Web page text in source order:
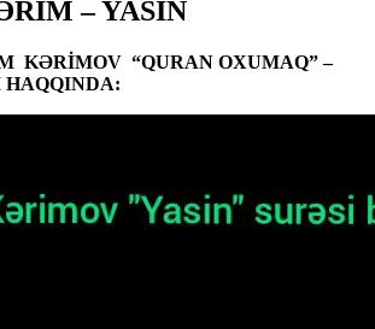
– YASİN
KƏRİMOV “QURAN OXUMAQ” –
HAQQINDA: